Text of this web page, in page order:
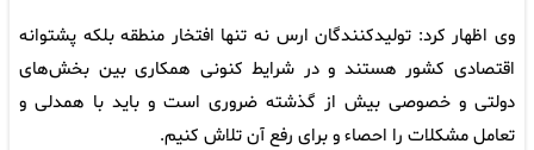
وی اظهار کرد: تولیدکنندگان ارس نه تنها افتخار منطقه بلکه پشتوانه
اقتصادی کشور هستند و در شرایط کنونی همکاری بین بخش‌های
دولتی و خصوصی بیش از گذشته ضروری است و باید با همدلی و
تعامل مشکلات را احصاء و برای رفع آن تلاش کنیم.